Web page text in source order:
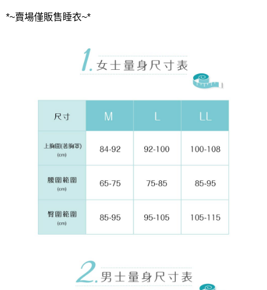
*~賣場僅販售睡衣~*